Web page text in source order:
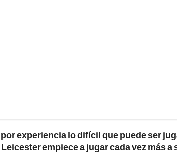
experiencia lo difícil que puede ser
empiece a jugar cada vez más a